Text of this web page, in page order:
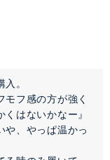
。
フ感の方が強く
はないかなー』
や、やっぱ温かっ